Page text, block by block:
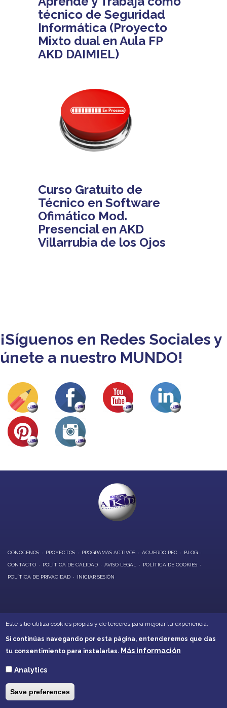
técnico de Seguridad
Informática (Proyecto
Mixto dual en Aula FP
AKD DAIMIEL)
Curso Gratuito de
Técnico en Software
Ofimático Mod.
Presencial en AKD
Villarrubia de los Ojos
¡Síguenos en Redes Sociales y
únete a nuestro MUNDO!
CONOCENOS PROYECTOS PROGRAMAS ACTIVOS ACUERDO REC BLOG
CONTACTO POLÍTICA DE CALIDAD AVISO LEGAL POLÍTICA DE COOKIES
POLÍTICA DE PRIVACIDAD INICIAR SESIÓN
Calle Soledad, 21 - Villarrubia de los Ojos
Teléfonos: 926260001 - 926266632
akd@akd-cr.com
Los buenos equipos acaban por ser grandes equipos cuando
Este sitio utiliza cookies propias y de terceros para mejorar tu experiencia.
Si continúas navegando por esta página, entenderemos que das
tu consentimiento para instalarlas. Más información
Analytics
Save preferences